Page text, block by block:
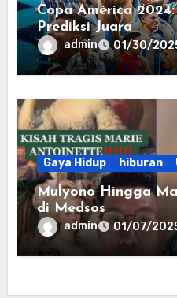
Copa América
Prediksi Juara
admin 01/30/
Gaya Hidup hiburan
Mulyono Hingga
di Medsos
admin 01/07/